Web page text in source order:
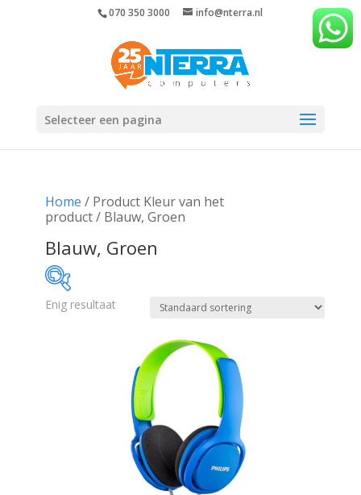
070 350 3000 info@nterra.nl
Selecteer een pagina
Home / Product Kleur van het
product / Blauw, Groen
Blauw, Groen
Enig resultaat